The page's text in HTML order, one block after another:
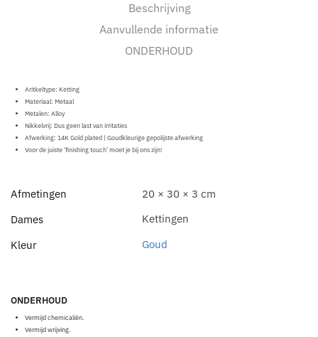
Beschrijving
Aanvullende informatie
ONDERHOUD
Aritkeltype: Ketting
Materiaal: Metaal
Metalen: Alloy
Nikkelvrij: Dus geen last van irritaties
Afwerking: 14K Gold plated | Goudkleurige gepolijste afwerking
Voor de juiste ‘finishing touch’ moet je bij ons zijn!
Afmetingen
20 × 30 × 3 cm
Dames
Kettingen
Kleur
Goud
ONDERHOUD
Vermijd chemicaliën.
Vermijd wrijving.